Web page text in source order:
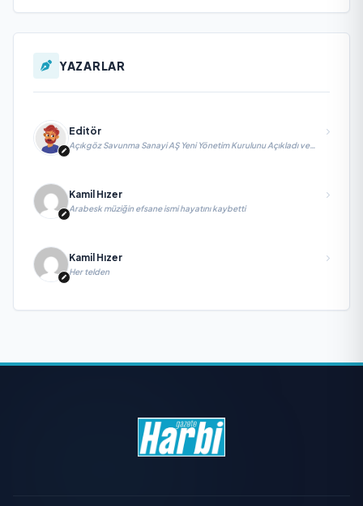
YAZARLAR
Editör
Açıkgöz Savunma Sanayi AŞ Yeni Yönetim Kurulunu Açıkladı ve
Kamil Hızer
Arabesk müziğin efsane ismi hayatını kaybetti
Kamil Hızer
Her telden